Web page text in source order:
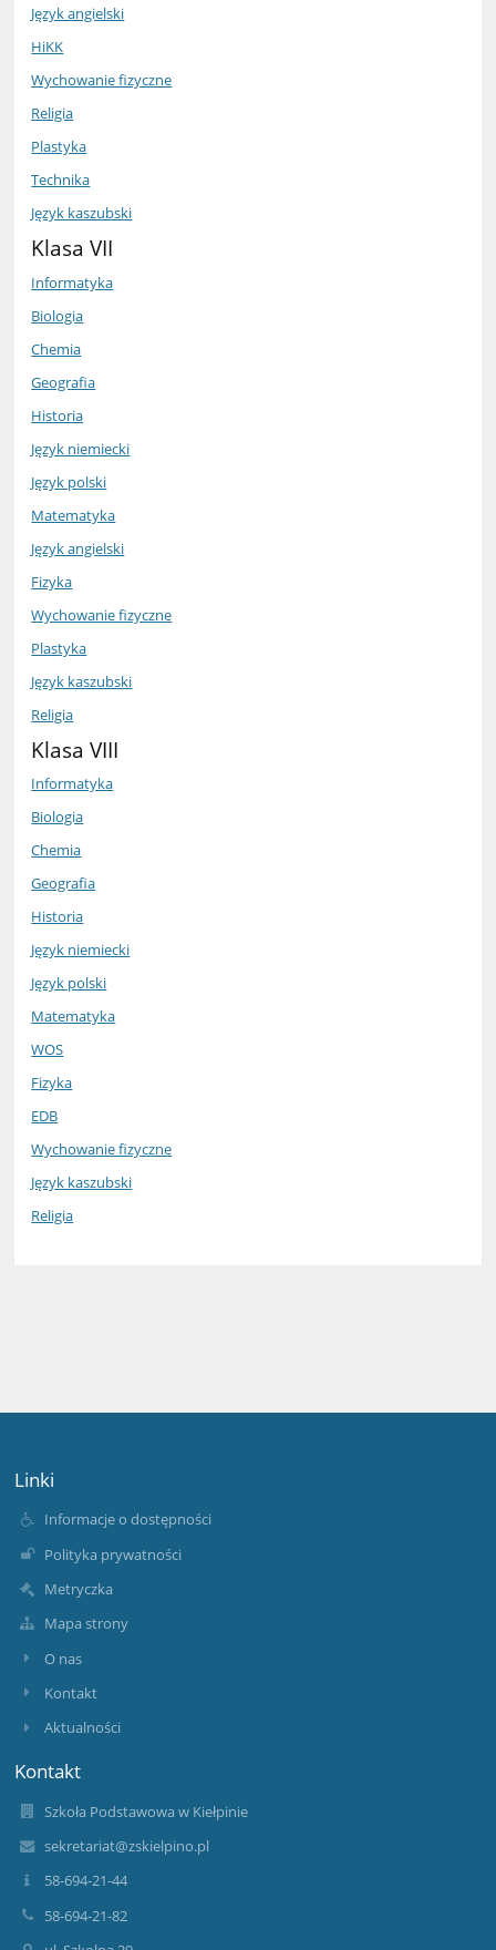
Język angielski
HiKK
Wychowanie fizyczne
Religia
Plastyka
Technika
Język kaszubski
Klasa VII
Informatyka
Biologia
Chemia
Geografia
Historia
Język niemiecki
Język polski
Matematyka
Język angielski
Fizyka
Wychowanie fizyczne
Plastyka
Język kaszubski
Religia
Klasa VIII
Informatyka
Biologia
Chemia
Geografia
Historia
Język niemiecki
Język polski
Matematyka
WOS
Fizyka
EDB
Wychowanie fizyczne
Język kaszubski
Religia
Linki
Informacje o dostępności
Polityka prywatności
Metryczka
Mapa strony
O nas
Kontakt
Aktualności
Kontakt
Szkoła Podstawowa w Kiełpinie
sekretariat@zskielpino.pl
58-694-21-44
58-694-21-82